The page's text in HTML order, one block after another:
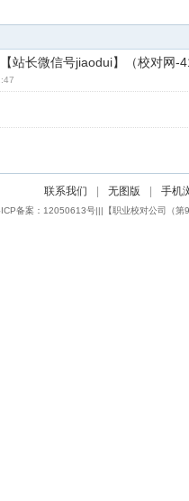
站长微信号jiaodui】（校对网
联系我们 无图版 手机
备案：12050613号|||【职业校对公司（